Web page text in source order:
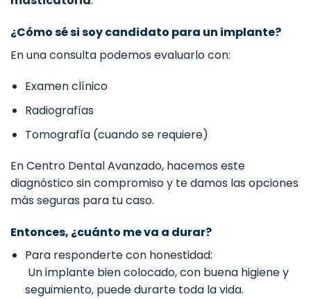
¿Cómo sé si soy candidato para un implante?
En una consulta podemos evaluarlo con:
Examen clínico
Radiografías
Tomografía (cuando se requiere)
En Centro Dental Avanzado, hacemos este
diagnóstico sin compromiso y te damos las opciones
más seguras para tu caso.
Entonces, ¿cuánto me va a durar?
Para responderte con honestidad:
Un implante bien colocado, con buena higiene y
seguimiento, puede durarte toda la vida.